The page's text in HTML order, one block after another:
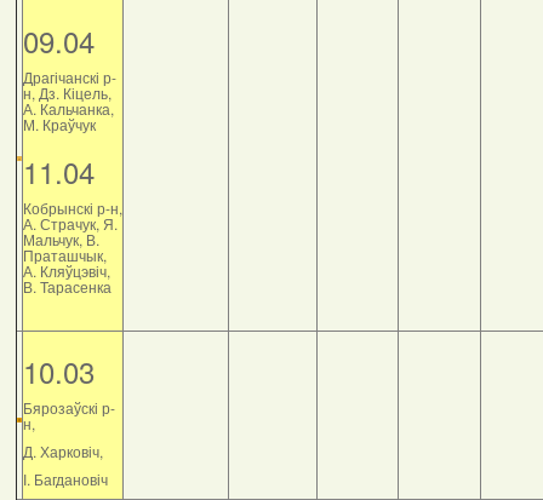
09.04
Драгічанскі р-
н, Дз. Кіцель,
А. Кальчанка,
М. Краўчук
11.04
Кобрынскі р-н,
А. Страчук, Я.
Мальчук, В.
Праташчык,
А. Кляўцэвіч,
В. Тарасенка
10.03
Бярозаўскі р-
н,
Д. Харковіч,
І. Багдановіч